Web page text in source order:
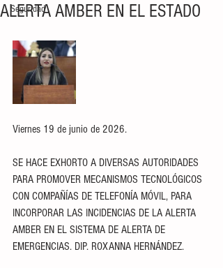
Seguridad
ALERTA AMBER EN EL ESTADO
Viernes 19 de junio de 2026.
SE HACE EXHORTO A DIVERSAS AUTORIDADES
PARA PROMOVER MECANISMOS TECNOLÓGICOS
CON COMPAÑÍAS DE TELEFONÍA MÓVIL, PARA
INCORPORAR LAS INCIDENCIAS DE LA ALERTA
AMBER EN EL SISTEMA DE ALERTA DE
EMERGENCIAS. DIP. ROXANNA HERNÁNDEZ.